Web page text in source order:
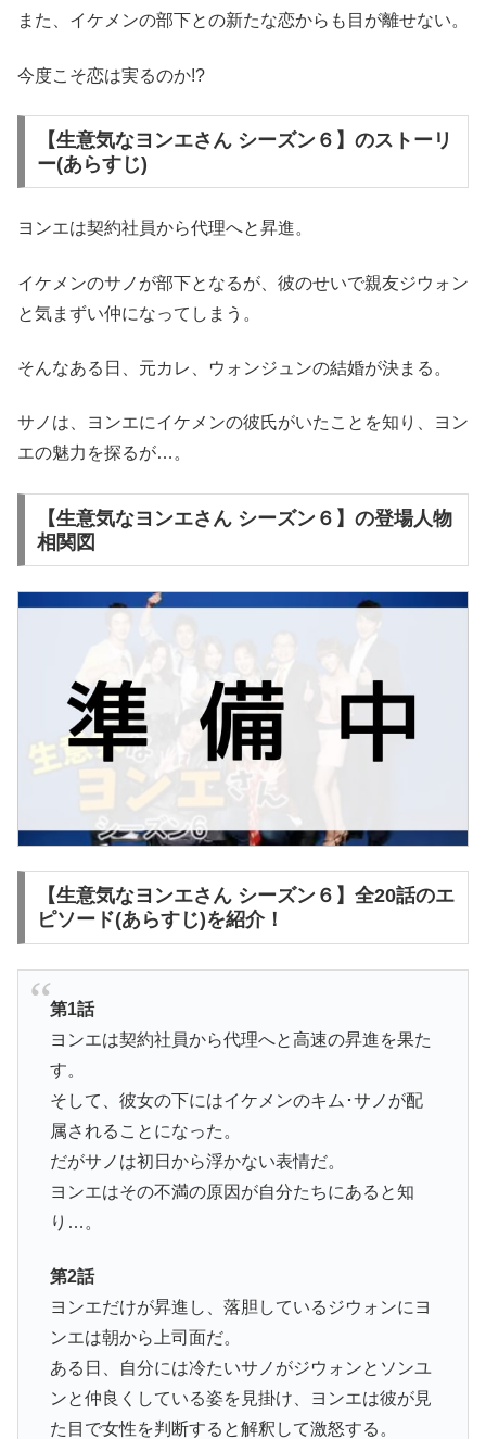
また、イケメンの部下との新たな恋からも目が離せない。
今度こそ恋は実るのか!?
【生意気なヨンエさん シーズン６】のストーリ
ー(あらすじ)
ヨンエは契約社員から代理へと昇進。
イケメンのサノが部下となるが、彼のせいで親友ジウォン
と気まずい仲になってしまう。
そんなある日、元カレ、ウォンジュンの結婚が決まる。
サノは、ヨンエにイケメンの彼氏がいたことを知り、ヨン
エの魅力を探るが…。
【生意気なヨンエさん シーズン６】の登場人物
相関図
【生意気なヨンエさん シーズン６】全20話のエ
ピソード(あらすじ)を紹介！
第1話
ヨンエは契約社員から代理へと高速の昇進を果た
す。
そして、彼女の下にはイケメンのキム･サノが配
属されることになった。
だがサノは初日から浮かない表情だ。
ヨンエはその不満の原因が自分たちにあると知
り…。
第2話
ヨンエだけが昇進し、落胆しているジウォンにヨ
ンエは朝から上司面だ。
ある日、自分には冷たいサノがジウォンとソンユ
ンと仲良くしている姿を見掛け、ヨンエは彼が見
た目で女性を判断すると解釈して激怒する。